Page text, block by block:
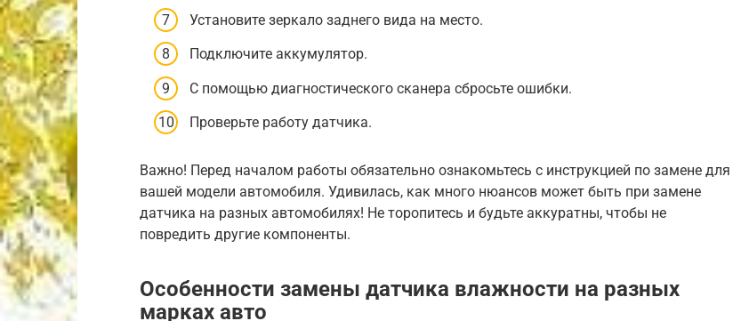
Установите зеркало заднего вида на место.
Подключите аккумулятор.
С помощью диагностического сканера сбросьте ошибки.
Проверьте работу датчика.
Важно! Перед началом работы обязательно ознакомьтесь с инструкцией по замене для
вашей модели автомобиля. Удивилась, как много нюансов может быть при замене
датчика на разных автомобилях! Не торопитесь и будьте аккуратны, чтобы не
повредить другие компоненты.
Особенности замены датчика влажности на разных
марках авто